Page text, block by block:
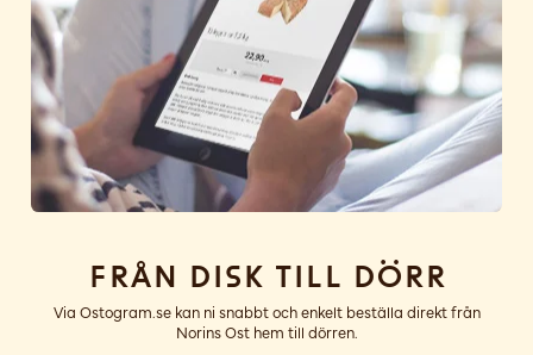
Från disk till dörr
Via Ostogram.se kan ni snabbt och enkelt beställa direkt från
Norins Ost hem till dörren.